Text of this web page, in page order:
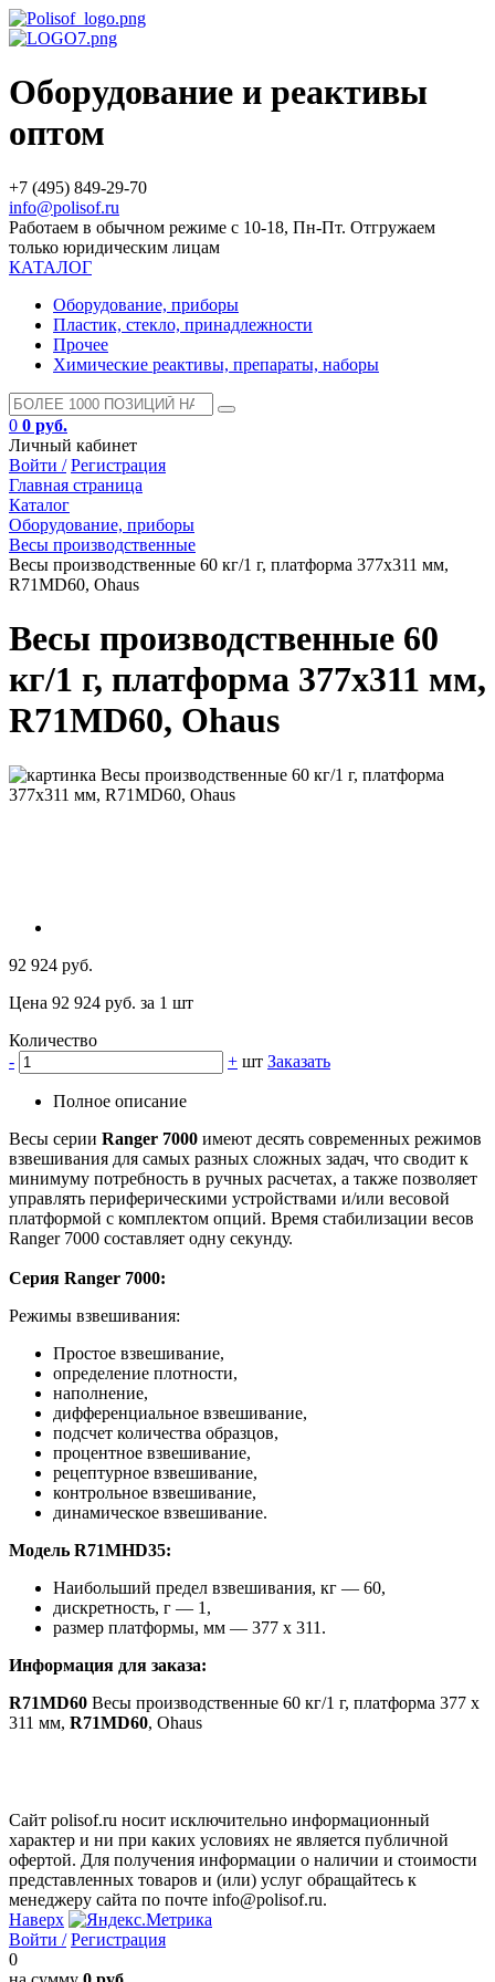
Оборудование и реактивы
оптом
+7 (495) 849-29-70
info@polisof.ru
Работаем в обычном режиме с 10-18, Пн-Пт. Отгружаем
только юридическим лицам
КАТАЛОГ
Оборудование, приборы
Пластик, стекло, принадлежности
Прочее
Химические реактивы, препараты, наборы
0 0 руб.
Личный кабинет
Войти / Регистрация
Главная страница
Каталог
Оборудование, приборы
Весы производственные
Весы производственные 60 кг/1 г, платформа 377x311 мм,
R71MD60, Ohaus
Весы производственные 60
кг/1 г, платформа 377x311 мм,
R71MD60, Ohaus
92 924 руб.
Цена 92 924 руб. за 1 шт
Количество
-
+ шт Заказать
Полное описание
Весы серии Ranger 7000 имеют десять современных режимов
взвешивания для самых разных сложных задач, что сводит к
минимуму потребность в ручных расчетах, а также позволяет
управлять периферическими устройствами и/или весовой
платформой с комплектом опций. Время стабилизации весов
Ranger 7000 составляет одну секунду.
Серия Ranger 7000:
Режимы взвешивания:
Простое взвешивание,
определение плотности,
наполнение,
дифференциальное взвешивание,
подсчет количества образцов,
процентное взвешивание,
рецептурное взвешивание,
контрольное взвешивание,
динамическое взвешивание.
Модель R71MHD35:
Наибольший предел взвешивания, кг — 60,
дискретность, г — 1,
размер платформы, мм — 377 x 311.
Информация для заказа:
R71MD60 Весы производственные 60 кг/1 г, платформа 377 x
311 мм, R71MD60, Ohaus
Сайт polisof.ru носит исключительно информационный
характер и ни при каких условиях не является публичной
офертой. Для получения информации о наличии и стоимости
представленных товаров и (или) услуг обращайтесь к
менеджеру сайта по почте info@polisof.ru.
Наверх
Войти / Регистрация
0